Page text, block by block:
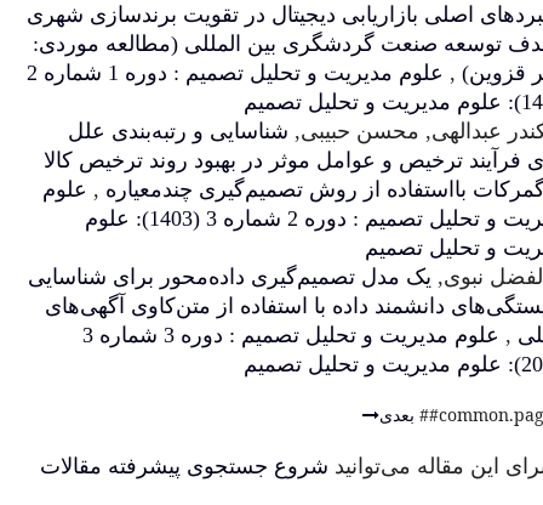
دیجیتال در تقویت برندسازی شهری
بین المللی (مطالعه موردی:
علوم مدیریت و تحلیل تصمیم : دوره 1 شماره 2
حبیبی,شناسایی و رتبه‌بندی علل
موثر در بهبود روند ترخیص کالا
روش تصمیم‌گیری چندمعیاره,علوم
مدیریت و تحلیل تصمیم : دوره 2 شماره 3 (1403): علوم
داده‌محور برای شناسایی
با استفاده از متن‌کاوی آگهی‌های
علوم مدیریت و تحلیل تصمیم : دوره 3 شماره 3
شروع جستجوی پیشرفته مقالات